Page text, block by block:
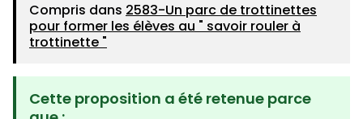
Compris dans 2583-Un parc de trottinettes
pour former les élèves au " savoir rouler à
trottinette "
Cette proposition a été retenue parce